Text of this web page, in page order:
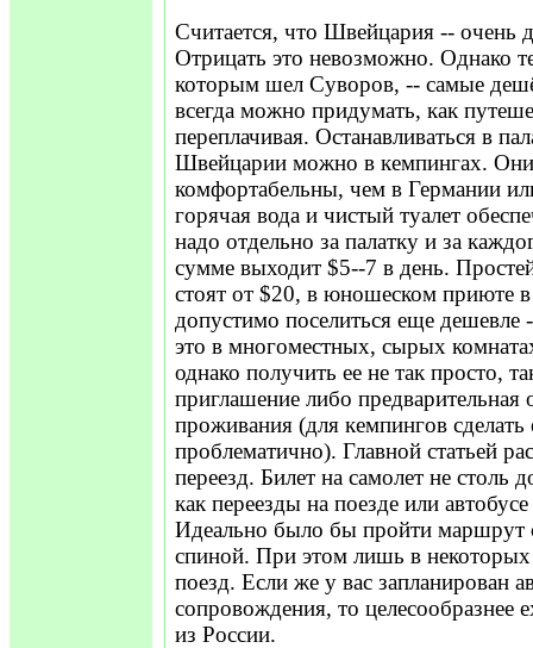
Считается, что Швейцария -- очень
Отрицать это невозможно. Однако
которым шел Суворов, -- самые
всегда можно придумать, как
переплачивая. Останавливаться в
Швейцарии можно в кемпингах.
комфортабельны, чем в Германии
горячая вода и чистый туалет
надо отдельно за палатку и за
сумме выходит $5--7 в день.
стоят от $20, в юношеском приюте в
допустимо поселиться еще дешевле
это в многоместных, сырых
однако получить ее не так просто,
приглашение либо предварительная
проживания (для кемпингов сделать
проблематично). Главной статьей
переезд. Билет на самолет не столь
как переезды на поезде или
Идеально было бы пройти маршрут
спиной. При этом лишь в некоторых
поезд. Если же у вас запланирован
сопровождения, то целесообразнее
из России.